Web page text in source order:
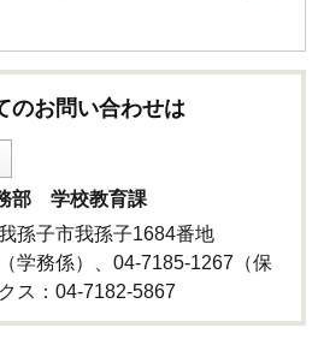
のお問い合わせは
部 学校教育課
孫子市我孫子1684番地
学務係）、04-7185-1267（保
ス：04-7182-5867